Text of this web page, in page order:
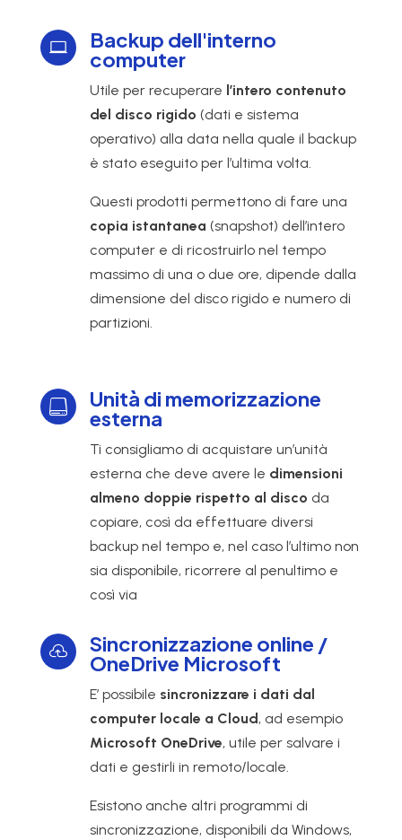
 Backup dell'interno
computer
Utile per recuperare l’intero contenuto
del disco rigido (dati e sistema
operativo) alla data nella quale il backup
è stato eseguito per l’ultima volta.
Questi prodotti permettono di fare una
copia istantanea (snapshot) dell’intero
computer e di ricostruirlo nel tempo
massimo di una o due ore, dipende dalla
dimensione del disco rigido e numero di
partizioni.
 Unità di memorizzazione
esterna
Ti consigliamo di acquistare un’unità
esterna che deve avere le dimensioni
almeno doppie rispetto al disco da
copiare, così da effettuare diversi
backup nel tempo e, nel caso l’ultimo non
sia disponibile, ricorrere al penultimo e
così via
 Sincronizzazione online /
OneDrive Microsoft
E’ possibile sincronizzare i dati dal
computer locale a Cloud , ad esempio
Microsoft OneDrive, utile per salvare i
dati e gestirli in remoto/locale.
Esistono anche altri programmi di
sincronizzazione, disponibili da Windows,